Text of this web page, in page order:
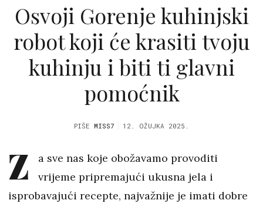
Osvoji Gorenje kuhinjski
robot koji će krasiti tvoju
kuhinju i biti ti glavni
pomoćnik
PIŠE MISS7 12. OŽUJKA 2025.
Z
a sve nas koje obožavamo provoditi
vrijeme pripremajući ukusna jela i
isprobavajući recepte, najvažnije je imati dobre